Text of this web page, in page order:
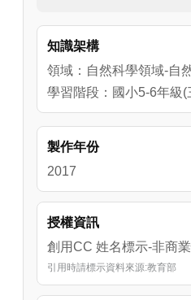
知識架構
領域：自然科學領域-自
學習階段：國小5-6年級(
製作年份
2017
授權資訊
創用CC 姓名標示-非商
引用時請標示資料來源:教育部